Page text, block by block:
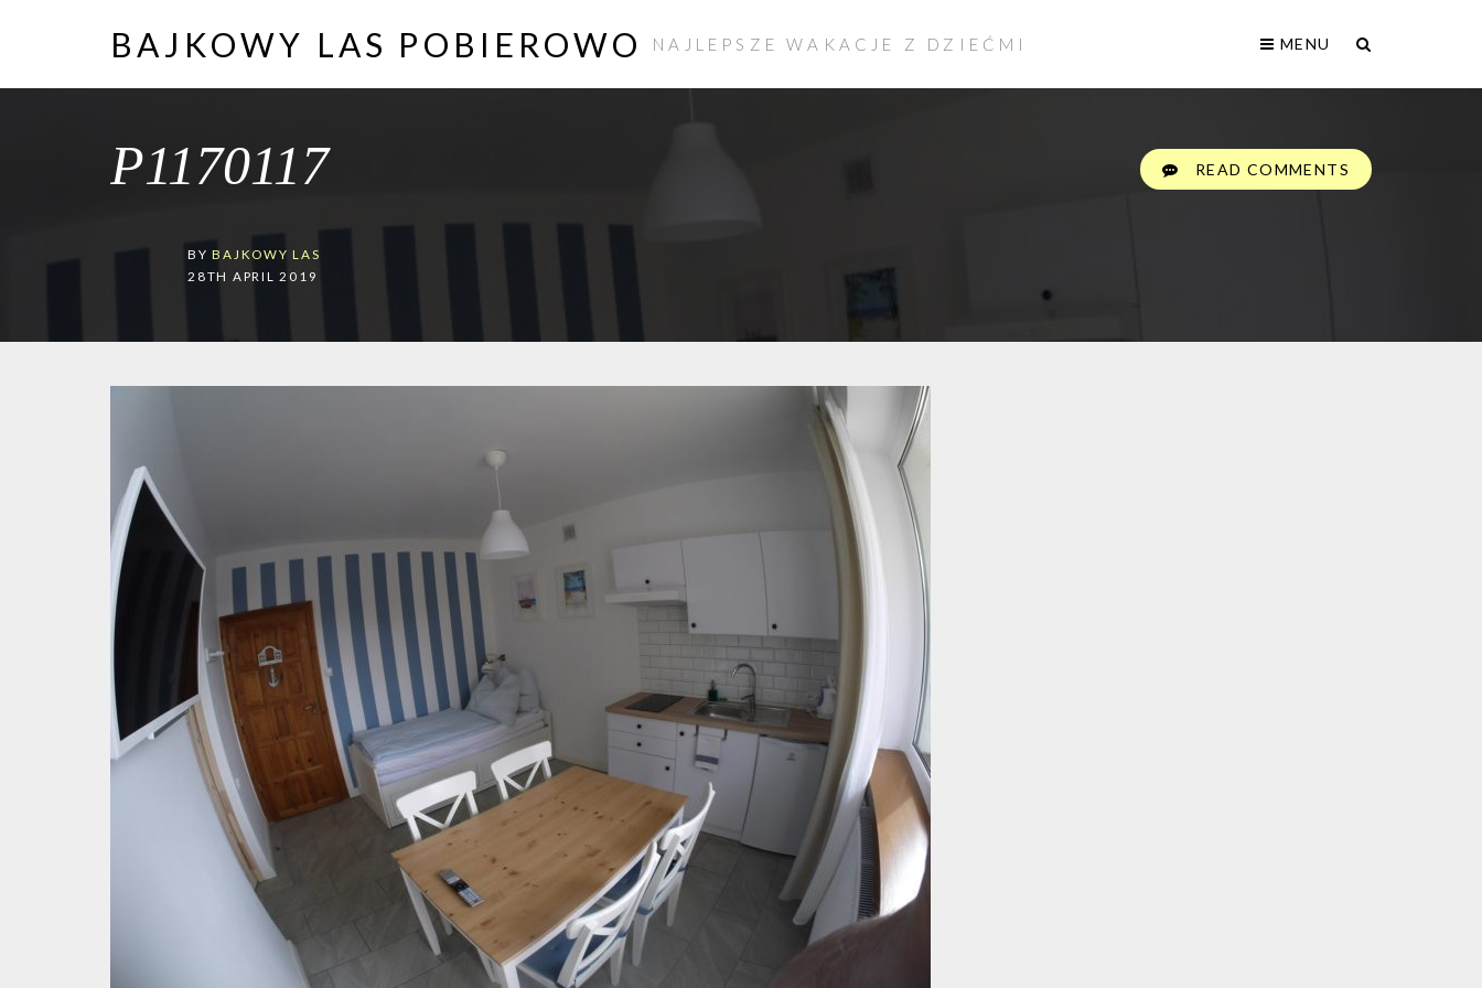
BAJKOWY LAS POBIEROWO NAJLEPSZE WAKACJE Z DZIEĆMI MENU
READ COMMENTS
P1170117
BYBAJKOWY LAS
28TH APRIL 2019